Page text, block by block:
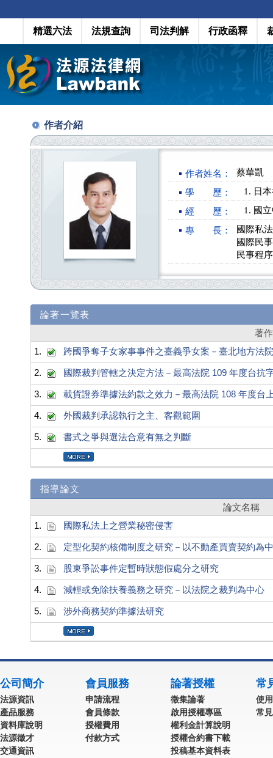
精選六法 法規查詢 司法判解 行政函釋
作者介紹
作者姓名： 蔡華凱
學 歷： 日
經 歷： 國
專 長：
國際私法
國際民
民事程
論著一覽表
著
1.
跨國爭奪子女家事事件之臺義爭女案－臺北地方法
2. 國際裁判管轄之決定方法－最高法院 109 年度台抗
3. 載貨證券準據法約款之效力－最高法院 108 年度台
4. 外國裁判承認執行之主、客觀範圍
5. 書式之爭與選法合意有無之判斷
指導論文
論文名稱
1.
國際私法上之營業秘密侵害
2. 定型化契約核備制度之研究－以不動產買賣契約為
3. 股東爭訟事件定暫時狀態假處分之研究
4. 減輕或免除扶養義務之研究－以法院之裁判為中心
5. 涉外商務契約準據法研究
公司簡介
法源資訊
產品服務
資料庫說明
法源徵才
交通資訊
會員服務
申請流程
會員條款
授權費用
付款方式
論著授權
徵集論著
啟用授權專區
權利金計算說明
授權合約書下載
投稿基本資料表
常
使
常